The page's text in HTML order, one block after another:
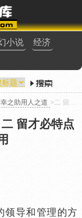
小说
经济
之助用人之道 >二 留才必特点突出为我所用
二 留才必特点
导和管理的方